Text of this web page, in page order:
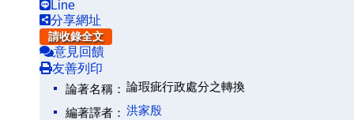
Line
分享網址
請收錄全文
意見回饋
友善列印
論著名稱： 論瑕疵行政處分之轉換
編著譯者： 洪家殷